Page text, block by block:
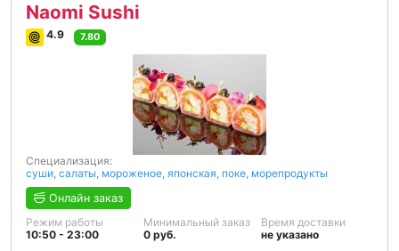
Naomi Sushi
4.9 7.80
Специализация:
суши, салаты, мороженое, японская, поке, морепродукты
Онлайн заказ
Режим работы
10:50 - 23:00
Минимальный заказ
0 руб.
Время доставки
не указано